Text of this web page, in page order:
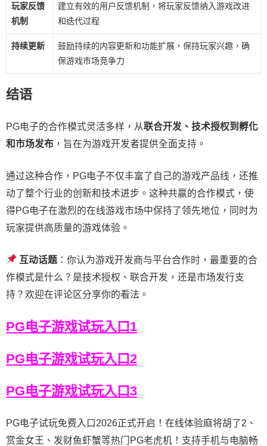
玩家反馈
机制
建立有效的用户反馈机制，将玩家反馈纳入游戏改进
和迭代过程
持续更新
鼓励持续的内容更新和功能扩展，保持玩家兴趣，确
保游戏市场竞争力
结语
PG电子的合作模式灵活多样，从联合开发、技术授权到孵化
和市场发布 ，旨在为游戏开发者提供全面支持。
通过这种合作，PG电子不仅丰富了自己的游戏产品线，还推
动了整个行业的创新和技术进步。这种共赢的合作模式，使
得PG电子在激烈的在线游戏市场中保持了领先地位，同时为
玩家提供高质量的游戏体验。
互动话题：你认为游戏开发商与平台合作时，最重要的合
作模式是什么？是技术授权、联合开发，还是市场发行支
持？欢迎在评论区分享你的看法。
PG电子游戏试玩入口1
PG电子游戏试玩入口2
PG电子游戏试玩入口3
PG电子试玩免费入口2026正式开启！在线体验麻将胡了2、
赏金女王、发财鱼虾蟹等热门PG老虎机！支持手机与电脑畅